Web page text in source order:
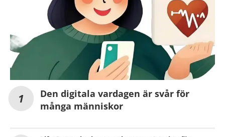
Den digitala vardagen är svår för
många människor